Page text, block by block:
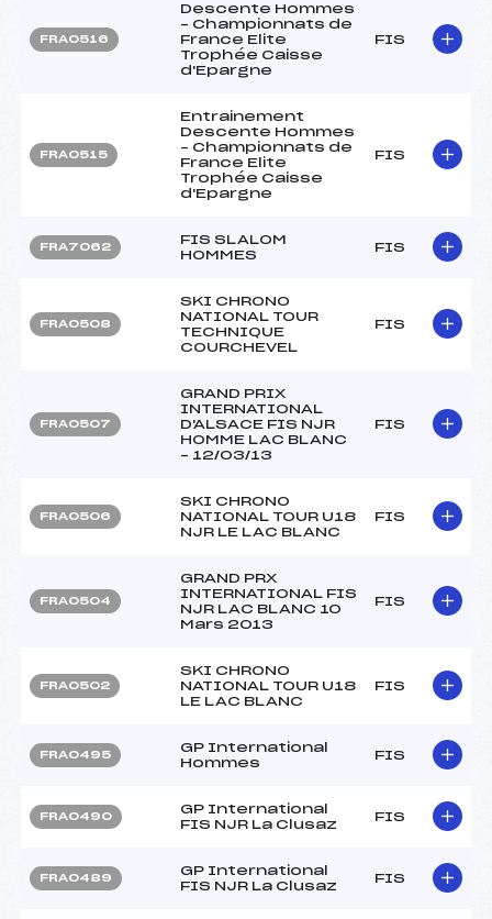
FRA0516
Descente Hommes
– Championnats de
France Elite
Trophée Caisse
d'Epargne
FIS
FRA0515
Entrainement
Descente Hommes
– Championnats de
France Elite
Trophée Caisse
d'Epargne
FIS
FRA7062
FIS SLALOM
HOMMES
FIS
FRA0508
SKI CHRONO
NATIONAL TOUR
TECHNIQUE
COURCHEVEL
FIS
FRA0507
GRAND PRIX
INTERNATIONAL
D'ALSACE FIS NJR
HOMME LAC BLANC
– 12/03/13
FIS
FRA0506
SKI CHRONO
NATIONAL TOUR U18
NJR LE LAC BLANC
FIS
FRA0504
GRAND PRX
INTERNATIONAL FIS
NJR LAC BLANC 10
Mars 2013
FIS
FRA0502
SKI CHRONO
NATIONAL TOUR U18
LE LAC BLANC
FIS
FRA0495
GP International
Hommes
FIS
FRA0490
GP International
FIS NJR La Clusaz
FIS
FRA0489
GP International
FIS NJR La Clusaz
FIS